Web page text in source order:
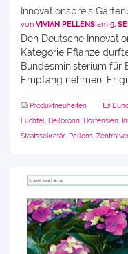
Innovationspreis
von VIVIAN PELLENS am 9.
Den Deutsche
Kategorie Pflanze
Bundesministerium für
Empfang nehmen. Er
Produktneuheiten
Fuchtel
Heilbronn Hortensien
Staatssekretär Pellens